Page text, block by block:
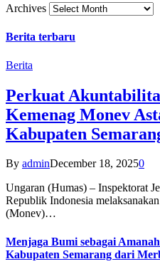
Archives
Berita terbaru
Berita
Perkuat
Kemenag Monev
Kabupaten
By adminDecember 18, 20250
Ungaran (Humas) – Inspektorat
Republik Indonesia
(Monev)…
Menjaga Bumi sebagai
Kabupaten Semarang dari